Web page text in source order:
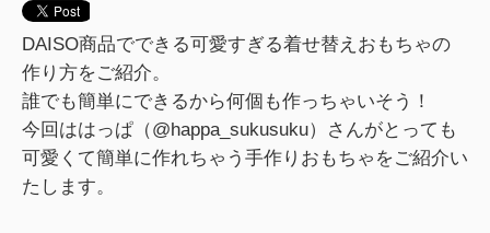
DAISO商品でできる可愛すぎる着せ替えおもちゃの
作り方をご紹介。
誰でも簡単にできるから何個も作っちゃいそう！
今回ははっぱ（@happa_sukusuku）さんがとっても
可愛くて簡単に作れちゃう手作りおもちゃをご紹介い
たします。